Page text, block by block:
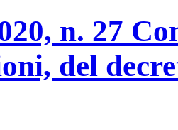
n. 27
del